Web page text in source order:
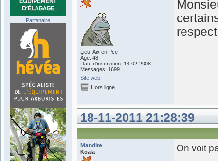
Lieu: Aix en Pce
Âge: 48
Date d'inscription: 13-02-2008
Messages: 1699
Site web
Hors ligne
18-11-2011 21:28:39
Mandite
Koala On voit
Partenaire